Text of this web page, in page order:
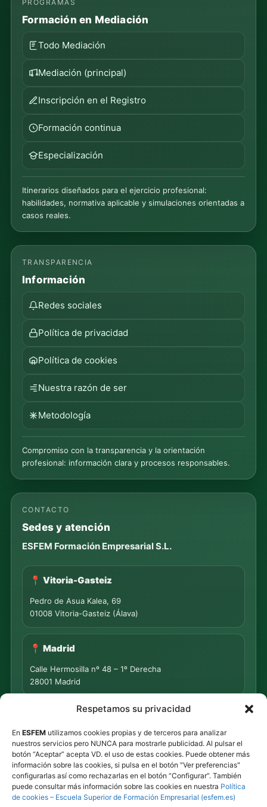
Respetamos su privacidad
En ESFEM utilizamos cookies propias y de terceros para analizar
nuestros servicios pero NUNCA para mostrarle publicidad. Al pulsar el
botón “Aceptar” acepta VD. el uso de estas cookies. Puede obtener más
información sobre las cookies, si pulsa en el botón "Ver preferencias"
configurarlas así como rechazarlas en el botón “Configurar”. También
puede consultar más información sobre las cookies en nuestra Política
de cookies – Escuela Superior de Formación Empresarial (esfem.es)
PROGRAMAS
Formación en Mediación
Todo Mediación
Mediación (principal)
Inscripción en el Registro
Formación continua
Especialización
Itinerarios diseñados para el ejercicio profesional:
habilidades, normativa aplicable y simulaciones orientadas a
casos reales.
TRANSPARENCIA
Información
Redes sociales
Política de privacidad
Política de cookies
Nuestra razón de ser
Metodología
Compromiso con la transparencia y la orientación
profesional: información clara y procesos responsables.
CONTACTO
Sedes y atención
ESFEM Formación Empresarial S.L.
📍 Vitoria-Gasteiz
Pedro de Asua Kalea, 69
01008 Vitoria-Gasteiz (Álava)
📍 Madrid
Calle Hermosilla nº 48 – 1º Derecha
28001 Madrid
📍 PUNTO DE MEDIACIÓN S.L.
Rua Progreso Nº 155 – Entresuelo
32003 Ourense
Tel. 639 44 55 73·647 500 435
Tel. 945 492 491
Email info@esfem.net